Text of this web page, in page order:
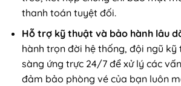
thanh toán tuyệt đối.
Hỗ trợ kỹ thuật và bảo hành lâu
hành trọn đời hệ thống, đội ngũ kỹ
sàng ứng trực 24/7 để xử lý các
đảm bảo phòng vé của bạn luôn